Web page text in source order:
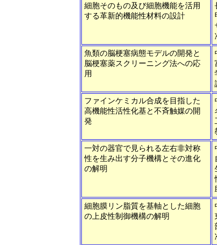
細胞そのもの及び細胞機能を活用
する革新的機能性材料の設計
魚類の脳梗塞病態モデルの開発と
脳梗塞薬スクリーニング法への応
用
ファインケミカル合成を目指した
高機能性活性化基と不斉触媒の開
発
一対の器官で見られる左右非対称
性を生み出す分子機構とその進化
の解明
細胞膜リン脂質を基軸とした細胞
の上皮性制御機構の解明